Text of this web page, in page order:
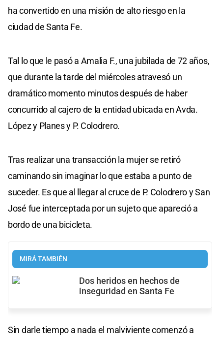
ha convertido en una misión de alto riesgo en la
ciudad de Santa Fe.
Tal lo que le pasó a Amalia F., una jubilada de 72 años,
que durante la tarde del miércoles atravesó un
dramático momento minutos después de haber
concurrido al cajero de la entidad ubicada en Avda.
López y Planes y P. Colodrero.
Tras realizar una transacción la mujer se retiró
caminando sin imaginar lo que estaba a punto de
suceder. Es que al llegar al cruce de P. Colodrero y San
José fue interceptada por un sujeto que apareció a
bordo de una bicicleta.
MIRÁ TAMBIÉN
Dos heridos en hechos de
inseguridad en Santa Fe
Sin darle tiempo a nada el malviviente comenzó a